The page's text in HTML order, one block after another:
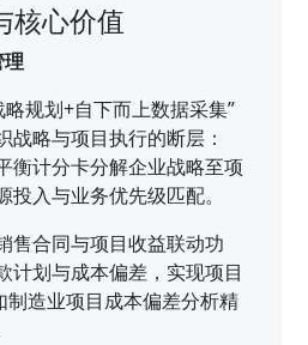
核心价值
规划+自下而上数据采集”
战略与项目执行的断层：
衡计分卡分解企业战略至项
投入与业务优先级匹配。
售合同与项目收益联动功
计划与成本偏差，实现项目
制造业项目成本偏差分析精